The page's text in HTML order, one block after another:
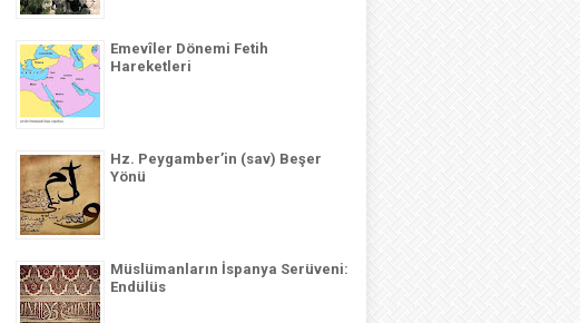
Emevîler Dönemi Fetih
Hareketleri
Hz. Peygamber’in (sav) Beşer
Yönü
Müslümanların İspanya Serüveni:
Endülüs